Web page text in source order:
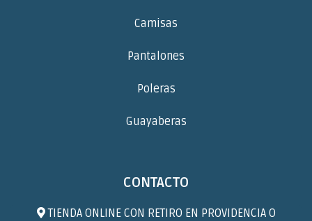
Camisas
Pantalones
Poleras
Guayaberas
CONTACTO
TIENDA ONLINE CON RETIRO EN PROVIDENCIA O